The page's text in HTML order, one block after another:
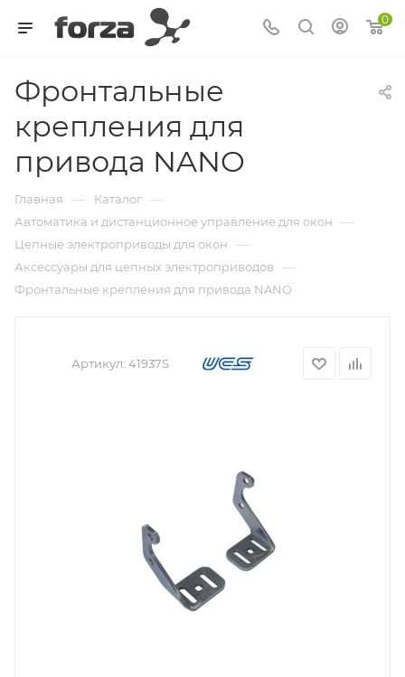
0
Фронтальные
крепления для
привода NANO
Главная — Каталог —
Автоматика и дистанционное управление для окон —
Цепные электроприводы для окон —
Аксессуары для цепных электроприводов —
Фронтальные крепления для привода NANO
Артикул: 41937S